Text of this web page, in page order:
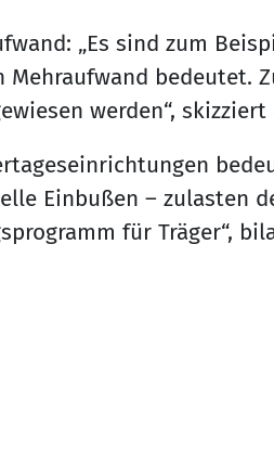
„Es sind zum
Mehraufwand
werden“,
Einbußen – zulasten
für Träger“,